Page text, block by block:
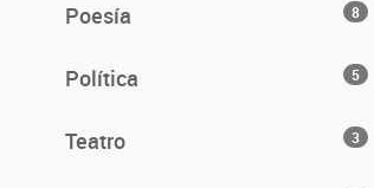
Poesía 8
Política 5
Teatro 3